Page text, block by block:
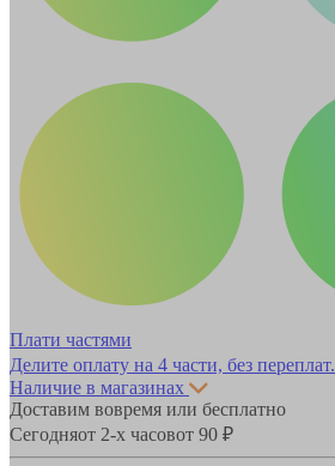
Плати частями
Делите оплату на 4 части, без переплат.
Наличие в магазинах
Доставим вовремя или бесплатно
Сегодняот 2-х часовот 90 ₽